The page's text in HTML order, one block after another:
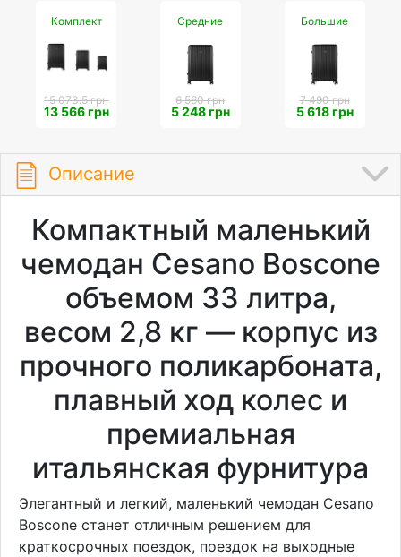
Комплект
15 073.5 грн
13 566 грн
Средние
6 560 грн
5 248 грн
Большие
7 490 грн
5 618 грн
Описание
Компактный маленький
чемодан Cesano Boscone
объемом 33 литра,
весом 2,8 кг — корпус из
прочного поликарбоната,
плавный ход колес и
премиальная
итальянская фурнитура
Элегантный и легкий, маленький чемодан Cesano
Boscone станет отличным решением для
краткосрочных поездок, поездок на выходные